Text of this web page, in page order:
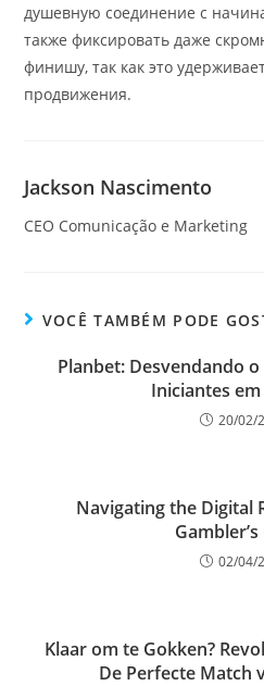
душевную соединение с
также фиксировать даже
финишу, так как это
продвижения.
Jackson Nascimento
CEO Comunicação e Marketing
VOCÊ TAMBÉM PODE
Planbet: Desvendando
Iniciantes
20/02/
Navigating the Digital
02/04/
Klaar om te Gokken?
De Perfecte Match